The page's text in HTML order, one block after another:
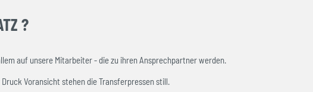
?
auf unsere Mitarbeiter - die zu ihren Ansprechpartner werden.
Voransicht stehen die Transferpressen still.